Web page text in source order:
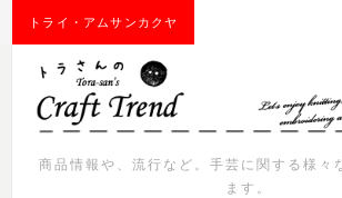
トライ・アムサンカクヤ
商品情報や、流行など。手芸に関する様々
ます。